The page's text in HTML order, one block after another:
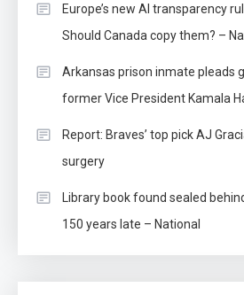
Europe’s new AI transparency
Should Canada copy them? –
Arkansas prison inmate pleads
former Vice President Kamala
Report: Braves’ top pick AJ
surgery
Library book found sealed
150 years late – National